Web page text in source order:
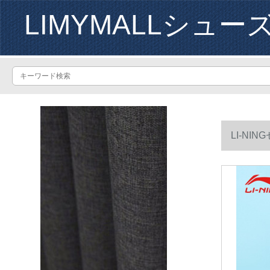
LIMYMALLシュー
LI-
流サー43.5